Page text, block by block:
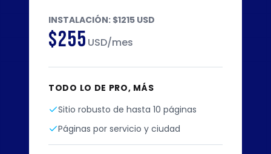
INSTALACIÓN: $1215 USD
$255 USD/mes
TODO LO DE PRO, MÁS
Sitio robusto de hasta 10 páginas
Páginas por servicio y ciudad